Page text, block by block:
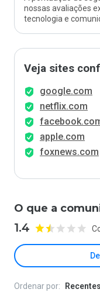
nossas avaliações
tecnologia e
Veja sites
google.com
netflix.com
apple.com
foxnews.com
O que a
1.4
Ordenar por: Recentes